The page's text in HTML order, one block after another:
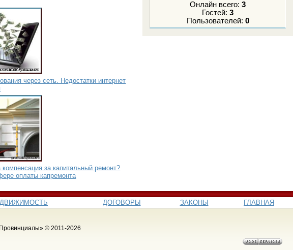
Онлайн всего:3
Гостей:3
Пользователей: 0
через сеть. Недостатки интернет
за капитальный ремонт?
оплаты капремонта
ДОГОВОРЫ ЗАКОНЫ ГЛАВНАЯ
© 2011-2026